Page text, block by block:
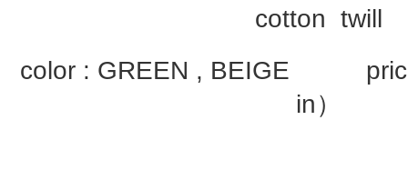
cotton twill
color : GREEN , BEIGE price
in）